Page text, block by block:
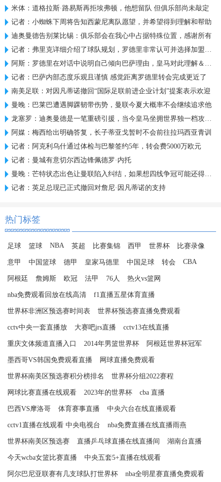
米体：道格拉斯·路易斯再拒埃弗顿，他想留队 但俱乐部尚未敲定
记者：小蜘蛛下周将告知西蒙尼离队愿望，并希望得到理解和帮助
迪奥曼德告别莱比锡：俱乐部会在我心中占据特殊位置，感谢所有
记者：弗里克详细介绍了球队规划，罗德里非常认可并选择加盟巴萨
阿斯：罗德里在对话中说明自己倾向巴萨理由，皇马对此理解＆祝好
记者：巴萨内部态度乐观且谨慎 感觉距离罗德里转会完成更近了
南美足联：对因凡蒂诺撤回“国际足联前进企业计划”提案表示欢迎
曼晚：巴莱巴遭遇脚踝韧带伤势，曼联今夏大概率不会继续追求他
龙塞罗：迪奥曼德是一笔重磅引援，当今皇马坐拥世界独一档攻击线
阿媒：梅西给出明确答复，长子蒂亚戈暂时不会前往拉玛西亚青训
记者：阿克利乌什通过体检与巴黎签约5年，转会费5000万欧元
记者：曼城有意切尔西边锋佩德罗·内托
曼晚：芒特状态出色让曼联陷入纠结，如果想四线争冠可能还得买人
记者：英足总现已正式撤回对詹尼·因凡蒂诺的支持
热门标签
足球 篮球 NBA 英超 比赛集锦 西甲 世界杯 比赛录像
意甲 中国篮球 德甲 皇家马德里 中国足球 转会 CBA
阿根廷 詹姆斯 欧冠 法甲 76人 热火vs篮网
nba免费观看回放在线高清 f1直播五星体育直播
世界杯非洲区预选赛时间表 世界杯预选赛直播免费观看
cctv中央一套直播放 大赛吧jrs直播 cctv13在线直播
重庆文体频道直播入口 2014年男篮世界杯 阿根廷世界杯冠军
墨西哥VS韩国免费观看直播 网球直播免费观看
世界杯南美区预选赛积分榜排名 世界杯分组2022赛程
网球比赛直播在线观看 2023年的世界杯 cba 直播
巴西VS摩洛哥 体育赛事直播 中央六台在线直播观看
cctv1直播在线观看 中央电视台 nba免费直播在线直播雨燕
世界杯南美区预选赛 直播乒乓球直播在线直播间 湖南台直播
今天wcba女篮比赛直播 中央五套5+直播在线观看
阿尔巴尼亚联赛有几支球队打世界杯 nba全明星赛直播免费观看